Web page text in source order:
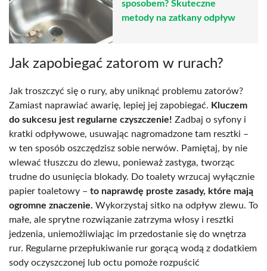
sposobem? Skuteczne
metody na zatkany odpływ
Jak zapobiegać zatorom w rurach?
Jak troszczyć się o rury, aby uniknąć problemu zatorów?
Zamiast naprawiać awarię, lepiej jej zapobiegać. Kluczem
do sukcesu jest regularne czyszczenie! Zadbaj o syfony i
kratki odpływowe, usuwając nagromadzone tam resztki –
w ten sposób oszczędzisz sobie nerwów. Pamiętaj, by nie
wlewać tłuszczu do zlewu, ponieważ zastyga, tworząc
trudne do usunięcia blokady. Do toalety wrzucaj wyłącznie
papier toaletowy – to naprawdę proste zasady, które mają
ogromne znaczenie. Wykorzystaj sitko na odpływ zlewu. To
małe, ale sprytne rozwiązanie zatrzyma włosy i resztki
jedzenia, uniemożliwiając im przedostanie się do wnętrza
rur. Regularne przepłukiwanie rur gorącą wodą z dodatkiem
sody oczyszczonej lub octu pomoże rozpuścić